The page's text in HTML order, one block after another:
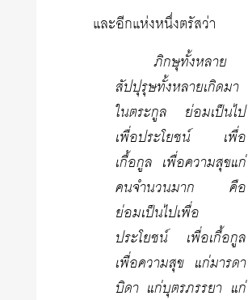
และอีกแห่งหนึ่งตรัสว่า
ภิกษุทั้งหลาย
สัปปุรุษทั้งหลายเกิดมา
ในตระกูล ย่อมเป็นไป
เพื่อประโยชน์ เพื่อ
เกื้อกูล เพื่อความสุขแก่
คนจำนวนมาก คือ
ย่อมเป็นไปเพื่อ
ประโยชน์ เพื่อเกื้อกูล
เพื่อความสุข แก่มารดา
บิดา แก่บุตรภรรยา แก่